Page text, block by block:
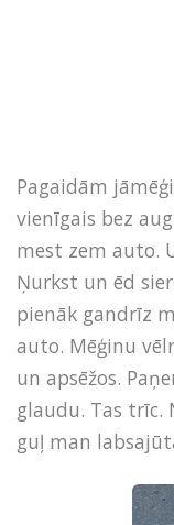
Pagaidām
vienīgais bez
mest zem auto.
Ņurkst un ēd
pienāk gandrīz
auto. Mēģinu
un apsēžos.
glaudu. Tas trīc.
guļ man